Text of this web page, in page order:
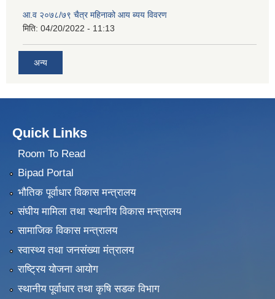
आ.व २०७८/७९ चैत्र महिनाको आय ब्यय विवरण
मिति: 04/20/2022 - 11:13
अन्य
Quick Links
Room To Read
Bipad Portal
भौतिक पूर्वाधार विकास मन्त्रालय
संघीय मामिला तथा स्थानीय विकास मन्त्रालय
सामाजिक विकास मन्त्रालय
स्वास्थ्य तथा जनसंख्या मंत्रालय
राष्ट्रिय योजना आयोग
स्थानीय पूर्वाधार तथा कृषि सडक विभाग